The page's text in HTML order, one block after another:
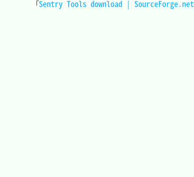
「Sentry Tools download | SourceForge.net